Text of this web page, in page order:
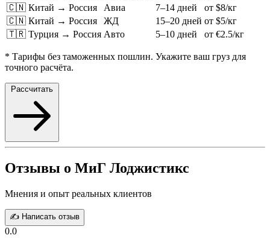
🇨🇳 Китай → Россия
Авиа 7–14 дней
от $8/кг
🇨🇳 Китай → Россия
ЖД 15–20 дней от $5/кг
🇹🇷 Турция → Россия Авто 5–10 дней от €2.5/кг
* Тарифы без таможенных пошлин. Укажите ваш груз для
точного расчёта.
Рассчитать
Отзывы о МиГ Лоджистикс
Мнения и опыт реальных клиентов
✍️ Написать отзыв
0.0